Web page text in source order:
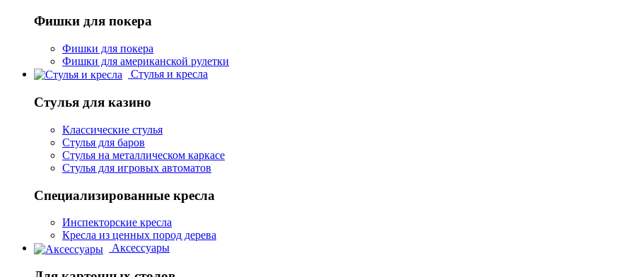
Фишки для покера
Фишки для покера
Фишки для американской рулетки
Стулья и кресла
Стулья для казино
Классические стулья
Стулья для баров
Стулья на металлическом каркасе
Стулья для игровых автоматов
Специализированные кресла
Инспекторские кресла
Кресла из ценных пород дерева
Аксессуары